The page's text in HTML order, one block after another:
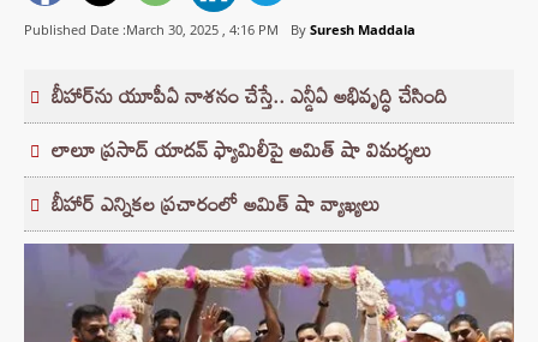
Published Date :March 30, 2025 , 4:16 PM By Suresh Maddala
బీహార్‌ను యూపీఏ నాశనం చేస్తే.. ఎన్డీఏ అభివృద్ధి చేసింది
లాలూ ప్రసాద్ యాదవ్ ఫ్యామిలీపై అమిత్ షా విమర్శలు
బీహార్ ఎన్నికల ప్రచారంలో అమిత్ షా వ్యాఖ్యలు